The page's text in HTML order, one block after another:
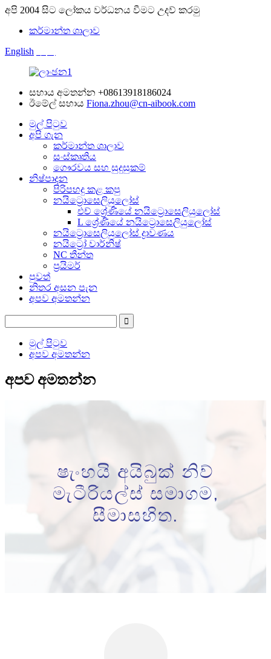
අපි 2004 සිට ලෝකය වර්ධනය වීමට උදව් කරමු
කර්මාන්ත ශාලාව
English
සහාය අමතන්න +08613918186024
ඊමේල් සහාය Fiona.zhou@cn-aibook.com
මුල් පිටුව
අපි ගැන
කර්මාන්ත ශාලාව
සංස්කෘතිය
ගෞරවය සහ සුදුසුකම්
නිෂ්පාදන
පිරිපහදු කළ කපු
නයිට්‍රොසෙලියුලෝස්
එච් ශ්‍රේණියේ නයිට්‍රොසෙලියුලෝස්
L ශ්‍රේණියේ නයිට්‍රොසෙලියුලෝස්
නයිට්‍රොසෙලියුලෝස් ද්‍රාවණය
නයිට්‍රෝ වාර්නිෂ්
NC තීන්ත
ප්‍රයිමර්
පුවත්
නිතර අසන පැන
අපව අමතන්න
මුල් පිටුව
අපව අමතන්න
අපව අමතන්න
ෂැංහයි අයිබුක් නිව්
මැටීරියල්ස් සමාගම,
සීමාසහිත.